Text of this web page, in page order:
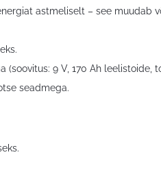
astmeliselt – see muudab
9 V, 170 Ah leelistoide,
seadmega.